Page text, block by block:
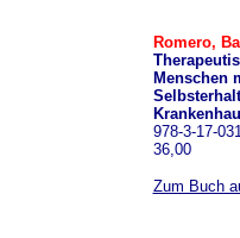
Romero,
Menschen
978-3-17-
36,00
Zum Buch